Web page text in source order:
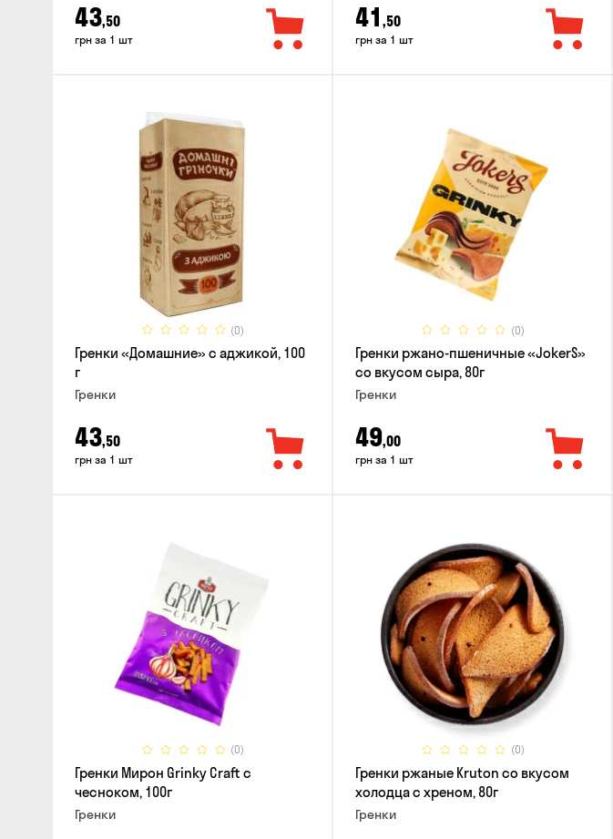
43,50
грн за 1 шт
41 ,50
грн за 1 шт
(0)
Гренки «Домашние» с аджикой, 100
г
Гренки
43,50
грн за 1 шт
(0)
Гренки ржано-пшеничные «JokerS»
со вкусом сыра, 80г
Гренки
49,00
грн за 1 шт
(0)
Гренки Мирон Grinky Craft с
чесноком, 100г
Гренки
(0)
Гренки ржаные Kruton со вкусом
холодца с хреном, 80г
Гренки